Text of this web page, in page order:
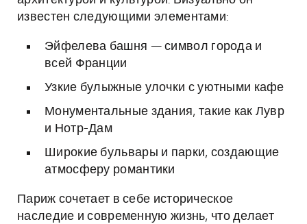
известен следующими элементами:
Эйфелева башня — символ города и
всей Франции
Узкие булыжные улочки с уютными кафе
Монументальные здания, такие как Лувр
и Нотр-Дам
Широкие бульвары и парки, создающие
атмосферу романтики
Париж сочетает в себе историческое
наследие и современную жизнь, что делает